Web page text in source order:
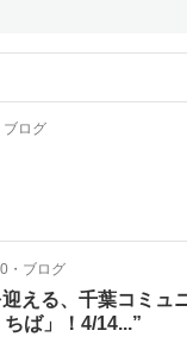
ブログ
・ ブログ
える、千葉コミュ
ば」！4/14...”